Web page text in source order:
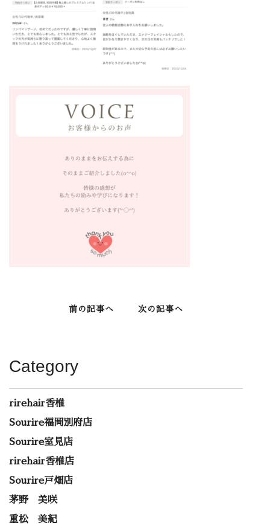
前の記事へ 次の記事へ
Category
rirehair香椎
Sourire福岡別府店
Sourire室見店
rirehair香椎店
Sourire戸畑店
茅野 美咲
重松 美紀